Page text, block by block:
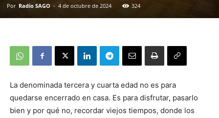
Por Radio SAGO - 4 de octubre de 2024 324
La denominada tercera y cuarta edad no es para
quedarse encerrado en casa. Es para disfrutar, pasarlo
bien y por qué no, recordar viejos tiempos, donde los